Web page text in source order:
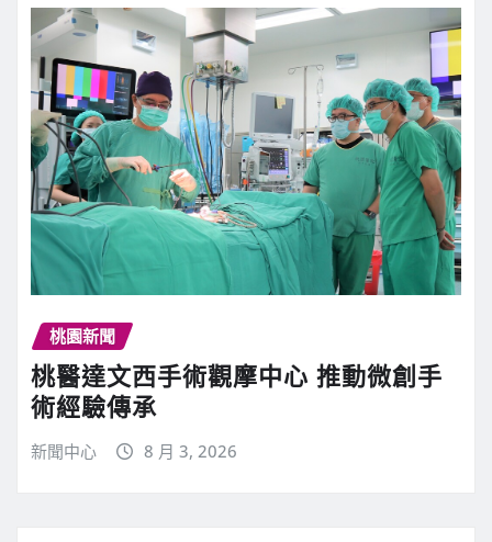
桃園新聞
桃醫達文西手術觀摩中心 推動微創手
術經驗傳承
新聞中心 8 月 3, 2026